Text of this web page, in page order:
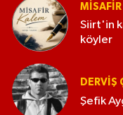
Siirt'in
köyler
DERVIŞ
Şefik